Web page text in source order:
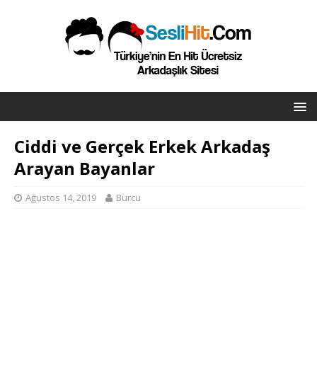
Ciddi ve Gerçek Erkek Arkadaş
Arayan Bayanlar
Ağustos 14, 2019 Burcu